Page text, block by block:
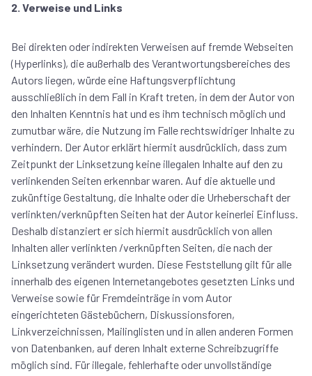
2. Verweise und Links
Bei direkten oder indirekten Verweisen auf fremde Webseiten
(Hyperlinks), die außerhalb des Verantwortungsbereiches des
Autors liegen, würde eine Haftungsverpflichtung
ausschließlich in dem Fall in Kraft treten, in dem der Autor von
den Inhalten Kenntnis hat und es ihm technisch möglich und
zumutbar wäre, die Nutzung im Falle rechtswidriger Inhalte zu
verhindern. Der Autor erklärt hiermit ausdrücklich, dass zum
Zeitpunkt der Linksetzung keine illegalen Inhalte auf den zu
verlinkenden Seiten erkennbar waren. Auf die aktuelle und
zukünftige Gestaltung, die Inhalte oder die Urheberschaft der
verlinkten/verknüpften Seiten hat der Autor keinerlei Einfluss.
Deshalb distanziert er sich hiermit ausdrücklich von allen
Inhalten aller verlinkten /verknüpften Seiten, die nach der
Linksetzung verändert wurden. Diese Feststellung gilt für alle
innerhalb des eigenen Internetangebotes gesetzten Links und
Verweise sowie für Fremdeinträge in vom Autor
eingerichteten Gästebüchern, Diskussionsforen,
Linkverzeichnissen, Mailinglisten und in allen anderen Formen
von Datenbanken, auf deren Inhalt externe Schreibzugriffe
möglich sind. Für illegale, fehlerhafte oder unvollständige